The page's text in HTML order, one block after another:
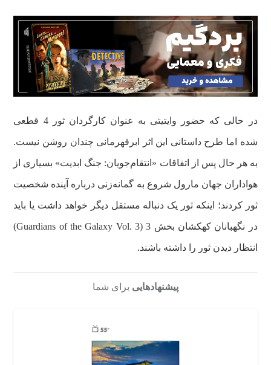
در حالی که حضور وایتیتی به عنوان کارگردان ثور 4 قطعی
شده اما طرح داستانی این اثر ابرقهرمانی چندان روشن نیست.
به هر حال پس از اتفاقات «انتقام‌‎جویان: جنگ ابدیت» بسیاری از
هواداران جهان مارول شروع به گمانه‌‎زنی درباره آینده شخصیت
ثور کردند؛ اینکه ثور یک دنباله مستقل دیگر خواهد داشت یا باید
در نگهبانان کهکشان بخش 3 (Guardians of the Galaxy Vol. 3)
انتظار دیدن ثور را داشته باشند.
پیشنهادهایی برای شما